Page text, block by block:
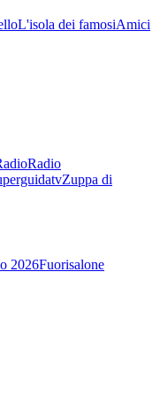
L'isola dei famosiAmici
Radio
Zuppa di
2026Fuorisalone